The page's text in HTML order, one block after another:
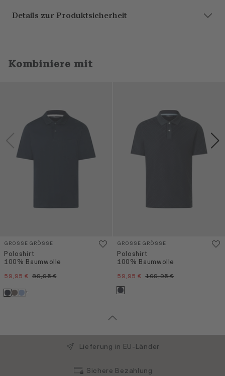
Details zur Produktsicherheit
Kombiniere mit
GROSSE GRÖSSE
Poloshirt
100% Baumwolle
59,95 € 89,95 €
+
GROSSE GRÖSSE
Poloshirt
100% Baumwolle
59,95 € 109,95 €
Lieferung in EU-Länder
Sichere Bezahlung